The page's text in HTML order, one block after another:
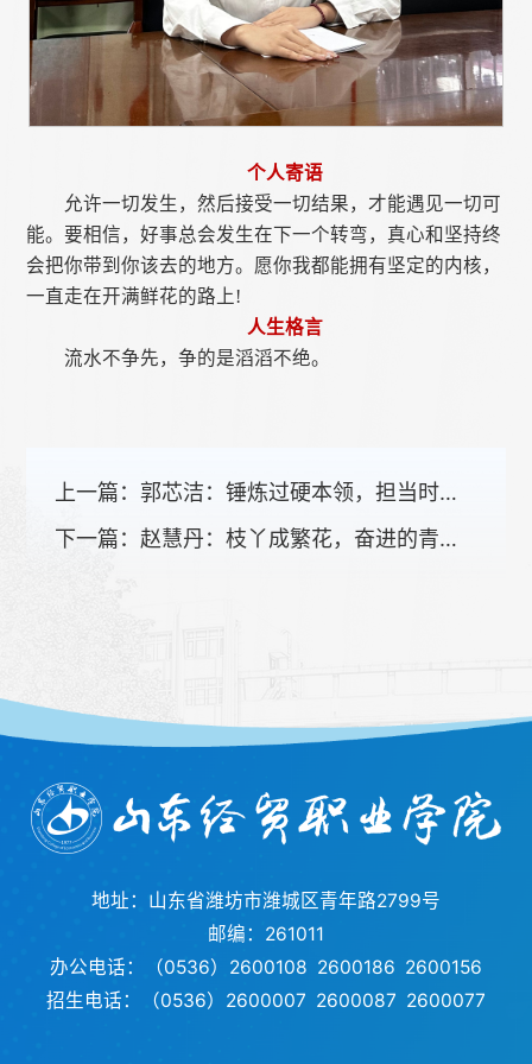
个人寄语
允许一切发生，然后接受一切结果，才能遇见一切可
能。要相信，好事总会发生在下一个转弯，真心和坚持终
会把你带到你该去的地方。愿你我都能拥有坚定的内核，
一直走在开满鲜花的路上!
人生格言
流水不争先，争的是滔滔不绝。
上一篇：郭芯洁：锤炼过硬本领，担当时代使命
下一篇： 赵慧丹：枝丫成繁花，奋进的青春路
地址：山东省潍坊市潍城区青年路2799号
邮编：261011
办公电话：（0536）2600108 2600186 2600156
招生电话：（0536）2600007 2600087 2600077